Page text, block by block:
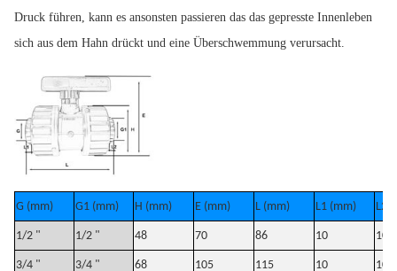
Druck führen, kann es ansonsten passieren das das gepresste Innenleben
sich aus dem Hahn drückt und eine Überschwemmung verursacht.
G (mm) G1 (mm) H (mm) E (mm) L (mm) L1 (mm) L2
1/2 " 1/2 " 48 70 86 10 10
3/4 " 3/4 " 68 105 115 10 10